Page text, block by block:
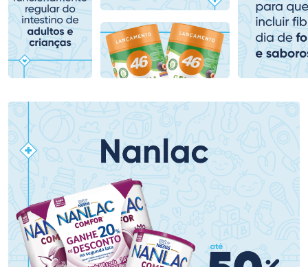
Comprar sem Desconto
Por R$ 159,59/cada
Comprar sem Desconto
Por R$ 159,59/cada
Comprar sem Desconto
Por R$ 104,99/cada
Comprar sem Desconto
Por R$ 104,99/cada